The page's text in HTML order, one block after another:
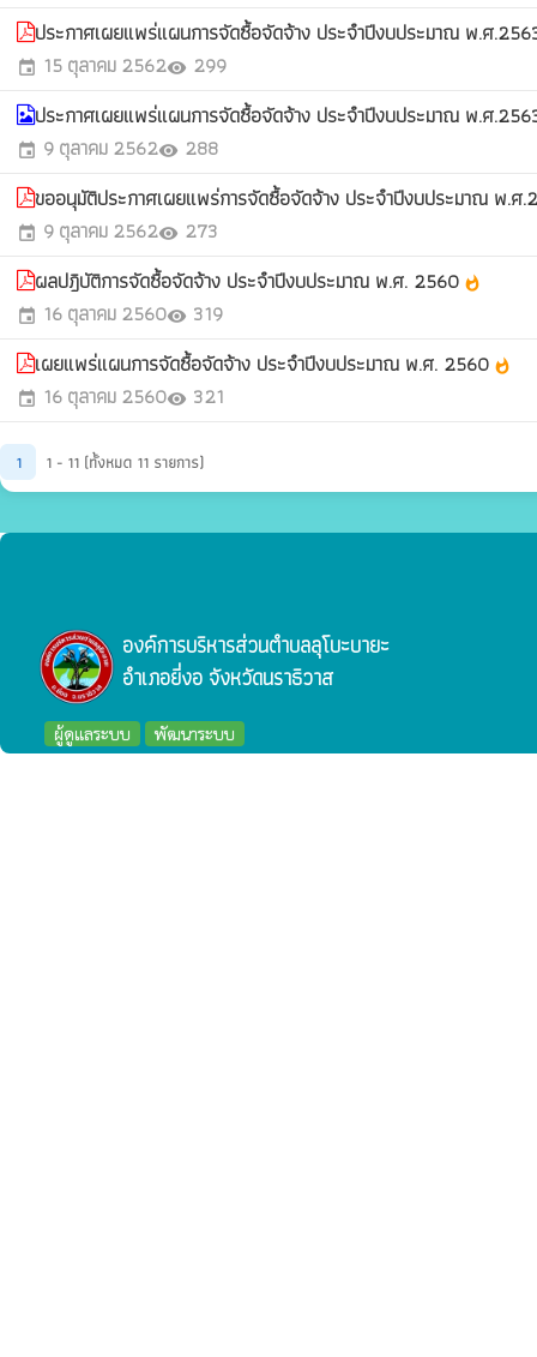
ประกาศเผยแพร่แผนการจัดซื้อจัดจ้าง ประจำปีงบประมาณ พ.ศ
event 15 ตุลาคม 2562visibility 299
ประกาศเผยแพร่แผนการจัดซื้อจัดจ้าง ประจำปีงบประมาณ พ.ศ
event 9 ตุลาคม 2562visibility 288
ขออนุมัติประกาศเผยแพร่การจัดซื้อจัดจ้าง ประจำปีงบประมาณ พ.ศ
event 9 ตุลาคม 2562visibility 273
ผลปฎิบัติการจัดซื้อจัดจ้าง ประจำปีงบประมาณ พ.ศ. 2560 whatshot
event 16 ตุลาคม 2560visibility 319
เผยแพร่แผนการจัดซื้อจัดจ้าง ประจำปีงบประมาณ พ.ศ. 2560 whatshot
event 16 ตุลาคม 2560visibility 321
1 1 - 11 (ทั้งหมด 11 รายการ)
องค์การบริหารส่วนตำบลลุโบะบายะ
อำเภอยี่งอ จังหวัดนราธิวาส
ผู้ดูแลระบบ พัฒนาระบบ